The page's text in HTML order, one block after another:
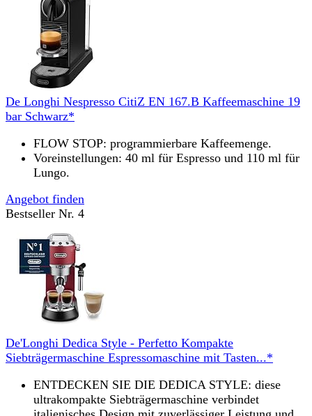
De Longhi Nespresso CitiZ EN 167.B Kaffeemaschine 19
bar Schwarz*
FLOW STOP: programmierbare Kaffeemenge.
Voreinstellungen: 40 ml für Espresso und 110 ml für
Lungo.
Angebot finden
Bestseller Nr. 4
De'Longhi Dedica Style - Perfetto Kompakte
Siebträgermaschine Espressomaschine mit Tasten...*
ENTDECKEN SIE DIE DEDICA STYLE: diese
ultrakompakte Siebträgermaschine verbindet